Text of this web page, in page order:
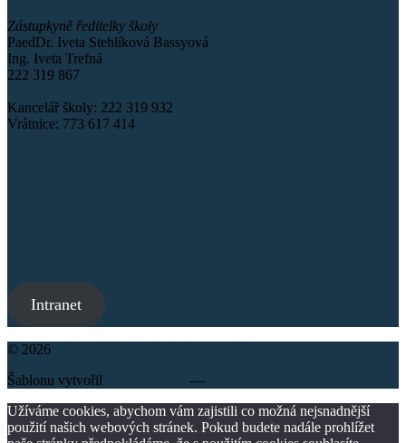
Zástupkyně ředitelky školy
PaedDr. Iveta Stehlíková Bassyová
Ing. Iveta Trefná
222 319 867
Kancelář školy: 222 319 932
Vrátnice: 773 617 414
Intranet
© 2026
Šablonu vytvořil
—
Užíváme cookies, abychom vám zajistili co možná nejsnadnější
použití našich webových stránek. Pokud budete nadále prohlížet